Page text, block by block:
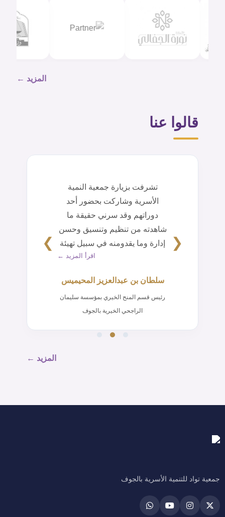
المزيد ←
قالوا عنا
❮
تشرفت بزيارة جمعية النمية
الأسرية وشاركت بحضور أحد
دوراتهم وقد سرني حقيقة ما
شاهدته من تنظيم وتنسيق وحسن
إدارة وما يقدومنه في سبيل تهيئة
أسر آمنة مستقرة. أسأل الله لهم
اقرأ المزيد ←
سلطان بن عبدالعزيز المحيميس
رئيس قسم المنح الخيري بمؤسسة سليمان
الراجحي الخيرية بالجوف
❯
المزيد ←
جمعية تواد للتنمية الأسرية بالجوف